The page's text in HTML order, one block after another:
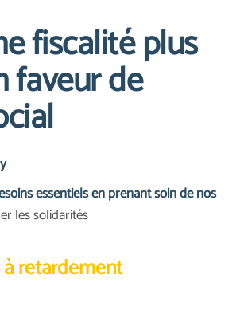
fiscalité plus
faveur de
essentiels en prenant soin de nos
les solidarités
retardement